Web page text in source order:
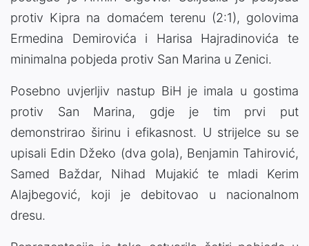
protiv Kipra na domaćem terenu (2:1), golovima
Ermedina Demirovića i Harisa Hajradinovića te
minimalna pobjeda protiv San Marina u Zenici.
Posebno uvjerljiv nastup BiH je imala u gostima
protiv San Marina, gdje je tim prvi put
demonstrirao širinu i efikasnost. U strijelce su se
upisali Edin Džeko (dva gola), Benjamin Tahirović,
Samed Baždar, Nihad Mujakić te mladi Kerim
Alajbegović, koji je debitovao u nacionalnom
dresu.